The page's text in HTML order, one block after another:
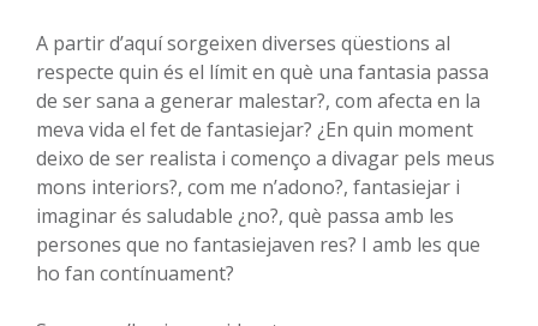
A partir d’aquí sorgeixen diverses qüestions al
respecte quin és el límit en què una fantasia passa
de ser sana a generar malestar?, com afecta en la
meva vida el fet de fantasiejar? ¿En quin moment
deixo de ser realista i començo a divagar pels meus
mons interiors?, com me n’adono?, fantasiejar i
imaginar és saludable ¿no?, què passa amb les
persones que no fantasiejaven res? I amb les que
ho fan contínuament?